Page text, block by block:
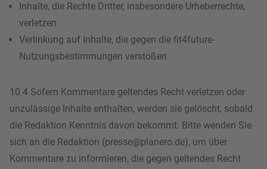
Inhalte, die Rechte Dritter, insbesondere Urheberrechte,
verletzen
Verlinkung auf Inhalte, die gegen die fit4future-
Nutzungsbestimmungen verstoßen
10.4 Sofern Kommentare geltendes Recht verletzen oder
unzulässige Inhalte enthalten, werden sie gelöscht, sobald
die Redaktion Kenntnis davon bekommt. Bitte wenden Sie
sich an die Redaktion (presse@planero.de), um über
Kommentare zu informieren, die gegen geltendes Recht